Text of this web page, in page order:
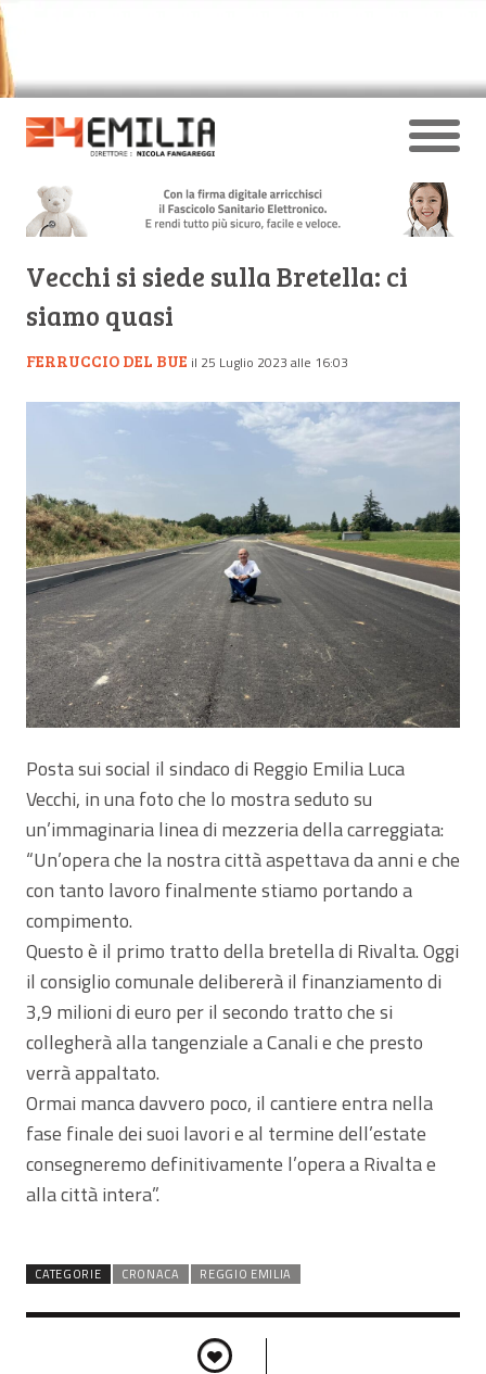
Vecchi si siede sulla Bretella: ci
siamo quasi
FERRUCCIO DEL BUE il 25 Luglio 2023 alle 16:03
Posta sui social il sindaco di Reggio Emilia Luca
Vecchi, in una foto che lo mostra seduto su
un’immaginaria linea di mezzeria della carreggiata:
“Un’opera che la nostra città aspettava da anni e che
con tanto lavoro finalmente stiamo portando a
compimento.
Questo è il primo tratto della bretella di Rivalta. Oggi
il consiglio comunale delibererà il finanziamento di
3,9 milioni di euro per il secondo tratto che si
collegherà alla tangenziale a Canali e che presto
verrà appaltato.
Ormai manca davvero poco, il cantiere entra nella
fase finale dei suoi lavori e al termine dell’estate
consegneremo definitivamente l’opera a Rivalta e
alla città intera”.
CATEGORIE CRONACA REGGIO EMILIA